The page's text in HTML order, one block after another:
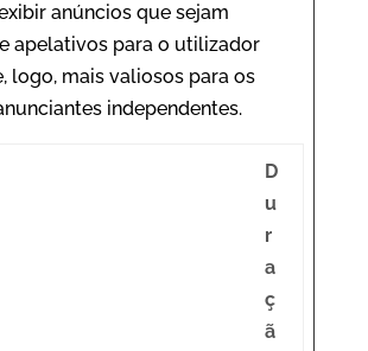
anúncios que sejam
apelativos para o utilizador
logo, mais valiosos para os
independentes.
D
u
r
a
ç
ã